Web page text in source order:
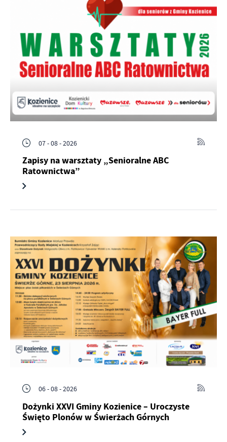
07 - 08 - 2026
Zapisy na warsztaty „Senioralne ABC
Ratownictwa”
06 - 08 - 2026
Dożynki XXVI Gminy Kozienice – Uroczyste
Święto Plonów w Świerżach Górnych